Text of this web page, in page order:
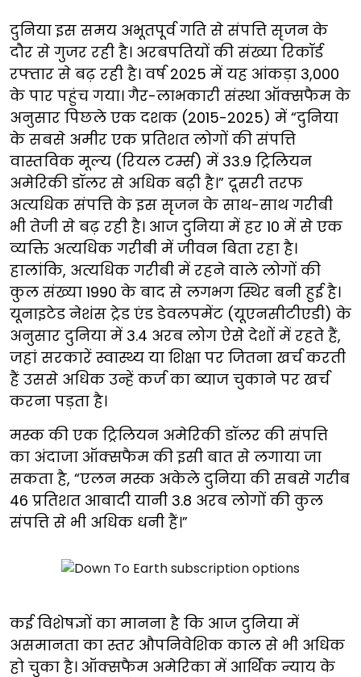
दुनिया इस समय अभूतपूर्व गति से संपत्ति सृजन के
दौर से गुजर रही है। अरबपतियों की संख्या रिकॉर्ड
रफ्तार से बढ़ रही है। वर्ष 2025 में यह आंकड़ा 3,000
के पार पहुंच गया। गैर-लाभकारी संस्था ऑक्सफैम के
अनुसार पिछले एक दशक (2015-2025) में “दुनिया
के सबसे अमीर एक प्रतिशत लोगों की संपत्ति
वास्तविक मूल्य (रियल टर्म्स) में 33.9 ट्रिलियन
अमेरिकी डॉलर से अधिक बढ़ी है।” दूसरी तरफ
अत्यधिक संपत्ति के इस सृजन के साथ-साथ गरीबी
भी तेजी से बढ़ रही है। आज दुनिया में हर 10 में से एक
व्यक्ति अत्यधिक गरीबी में जीवन बिता रहा है।
हालांकि, अत्यधिक गरीबी में रहने वाले लोगों की
कुल संख्या 1990 के बाद से लगभग स्थिर बनी हुई है।
यूनाइटेड नेशंस ट्रेड एंड डेवलपमेंट (यूएनसीटीएडी) के
अनुसार दुनिया में 3.4 अरब लोग ऐसे देशों में रहते हैं,
जहां सरकारें स्वास्थ्य या शिक्षा पर जितना खर्च करती
हैं उससे अधिक उन्हें कर्ज का ब्याज चुकाने पर खर्च
करना पड़ता है।
मस्क की एक ट्रिलियन अमेरिकी डॉलर की संपत्ति
का अंदाजा ऑक्सफैम की इसी बात से लगाया जा
सकता है, “एलन मस्क अकेले दुनिया की सबसे गरीब
46 प्रतिशत आबादी यानी 3.8 अरब लोगों की कुल
संपत्ति से भी अधिक धनी हैं।”
कई विशेषज्ञों का मानना है कि आज दुनिया में
असमानता का स्तर औपनिवेशिक काल से भी अधिक
हो चुका है। ऑक्सफैम अमेरिका में आर्थिक न्याय के